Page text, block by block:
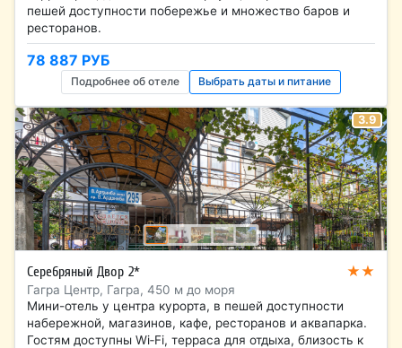
пешей доступности побережье и множество баров и
ресторанов.
78 887 РУБ
Подробнее об отеле Выбрать даты и питание
3.9
Серебряный Двор 2* ★★
Гагра Центр, Гагра, 450 м до моря
Мини-отель у центра курорта, в пешей доступности
набережной, магазинов, кафе, ресторанов и аквапарка.
Гостям доступны Wi‑Fi, терраса для отдыха, близость к